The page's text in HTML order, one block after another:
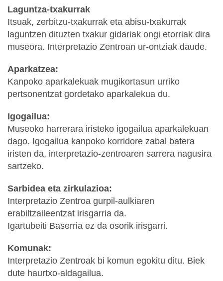
Laguntza-txakurrak
Itsuak, zerbitzu-txakurrak eta abisu-txakurrak
laguntzen dituzten txakur gidariak ongi etorriak dira
museora. Interpretazio Zentroan ur-ontziak daude.
Aparkatzea:
Kanpoko aparkalekuak mugikortasun urriko
pertsonentzat gordetako aparkalekua du.
Igogailua:
Museoko harrerara iristeko igogailua aparkalekuan
dago. Igogailua kanpoko korridore zabal batera
iristen da, interpretazio-zentroaren sarrera nagusira
sartzeko.
Sarbidea eta zirkulazioa:
Interpretazio Zentroa gurpil-aulkiaren
erabiltzaileentzat irisgarria da.
Igartubeiti Baserria ez da osorik irisgarri.
Komunak:
Interpretazio Zentroak bi komun egokitu ditu. Biek
dute haurtxo-aldagailua.